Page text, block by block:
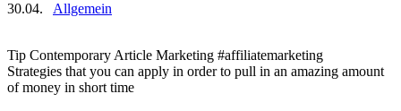
30.04. Allgemein
Tip Contemporary Article Marketing #affiliatemarketing
Strategies that you can apply in order to pull in an amazing amount
of money in short time